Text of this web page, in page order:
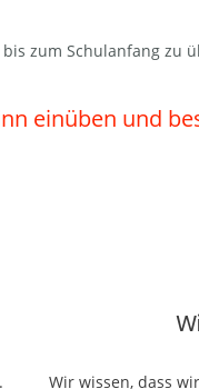
zum Schulanfang zu
einüben und
Wir wissen, dass